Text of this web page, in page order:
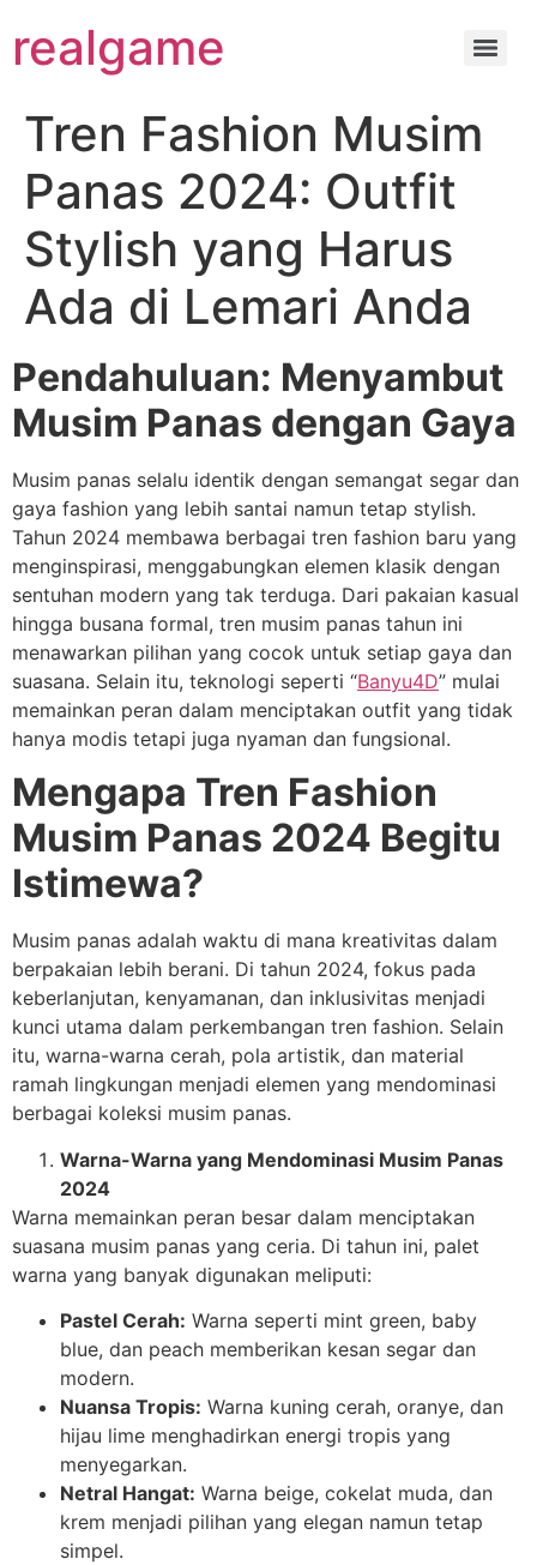
realgame
Tren Fashion Musim
Panas 2024: Outfit
Stylish yang Harus
Ada di Lemari Anda
Pendahuluan: Menyambut
Musim Panas dengan Gaya
Musim panas selalu identik dengan semangat segar dan
gaya fashion yang lebih santai namun tetap stylish.
Tahun 2024 membawa berbagai tren fashion baru yang
menginspirasi, menggabungkan elemen klasik dengan
sentuhan modern yang tak terduga. Dari pakaian kasual
hingga busana formal, tren musim panas tahun ini
menawarkan pilihan yang cocok untuk setiap gaya dan
suasana. Selain itu, teknologi seperti “Banyu4D” mulai
memainkan peran dalam menciptakan outfit yang tidak
hanya modis tetapi juga nyaman dan fungsional.
Mengapa Tren Fashion
Musim Panas 2024 Begitu
Istimewa?
Musim panas adalah waktu di mana kreativitas dalam
berpakaian lebih berani. Di tahun 2024, fokus pada
keberlanjutan, kenyamanan, dan inklusivitas menjadi
kunci utama dalam perkembangan tren fashion. Selain
itu, warna-warna cerah, pola artistik, dan material
ramah lingkungan menjadi elemen yang mendominasi
berbagai koleksi musim panas.
Warna-Warna yang Mendominasi Musim Panas
2024
Warna memainkan peran besar dalam menciptakan
suasana musim panas yang ceria. Di tahun ini, palet
warna yang banyak digunakan meliputi:
Pastel Cerah: Warna seperti mint green, baby
blue, dan peach memberikan kesan segar dan
modern.
Nuansa Tropis: Warna kuning cerah, oranye, dan
hijau lime menghadirkan energi tropis yang
menyegarkan.
Netral Hangat: Warna beige, cokelat muda, dan
krem menjadi pilihan yang elegan namun tetap
simpel.